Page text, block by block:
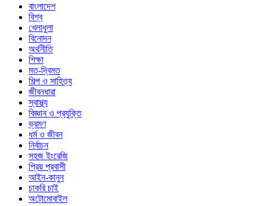
বাংলাদেশ
বিশ্ব
খেলাধুলা
বিনোদন
অর্থনীতি
শিক্ষা
মত-দ্বিমত
শিল্প ও সাহিত্য
জীবনধারা
স্বাস্থ্য
বিজ্ঞান ও প্রযুক্তি
ভ্রমণ
ধর্ম ও জীবন
নির্বাচন
সহজ ইংরেজি
প্রিয় প্রবাসী
আইন-কানুন
চাকরি চাই
অটোমোবাইল